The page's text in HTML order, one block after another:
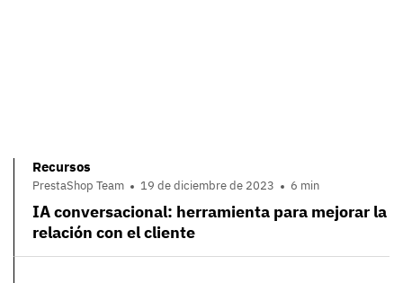
Recursos
PrestaShop Team 19 de diciembre de 2023 6 min
IA conversacional: herramienta para mejorar la
relación con el cliente